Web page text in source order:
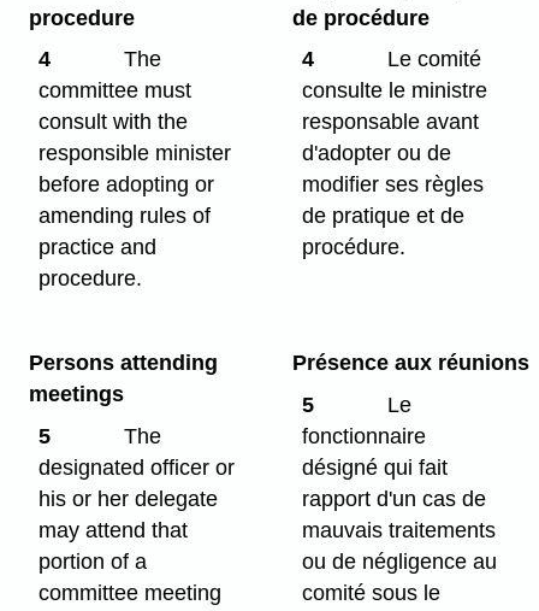
procedure
4
The
committee must
consult with the
responsible minister
before adopting or
amending rules of
practice and
procedure.
de procédure
4
Le comité
consulte le ministre
responsable avant
d'adopter ou de
modifier ses règles
de pratique et de
procédure.
Persons attending
meetings
5
The
designated officer or
his or her delegate
may attend that
portion of a
committee meeting
Présence aux réunions
5
Le
fonctionnaire
désigné qui fait
rapport d'un cas de
mauvais traitements
ou de négligence au
comité sous le